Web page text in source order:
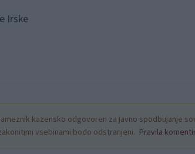
Irske
kazensko odgovoren za javno spodbujanje
vsebinami bodo odstranjeni. Pravila